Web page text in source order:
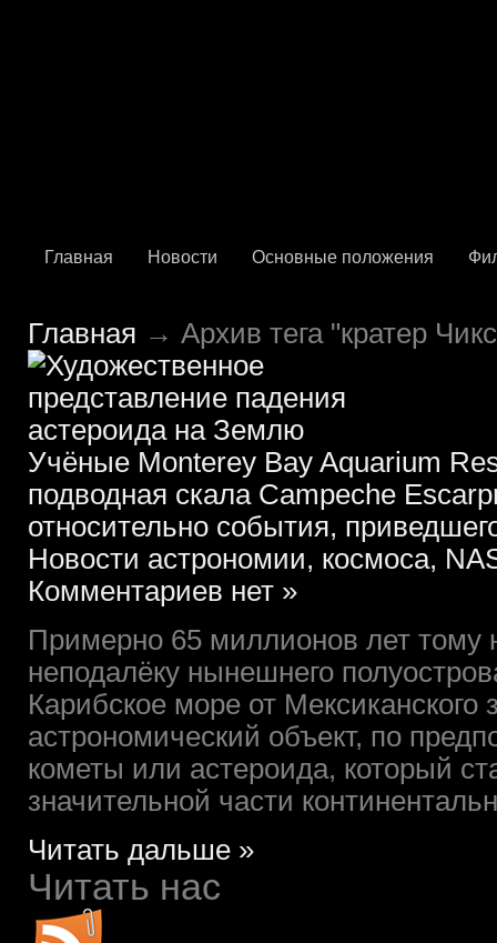
Главная Новости Основные положения
Главная → Архив тега "кратер
Учёные Monterey Bay Aquarium
подводная скала Campeche
относительно события,
Новости астрономии, космоса,
Комментариев нет »
Примерно 65 миллионов лет тому
неподалёку нынешнего
Карибское море от
астрономический объект, по
кометы или астероида, который
значительной части
Читать дальше »
Читать нас